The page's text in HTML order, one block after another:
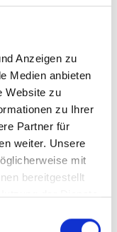
Anzeigen zu
Medien anbieten
Website zu
zu Ihrer
Partner für
weiter. Unsere
mit
bereitgestellt
der Dienste
Hart Ingolstadt
kaufen